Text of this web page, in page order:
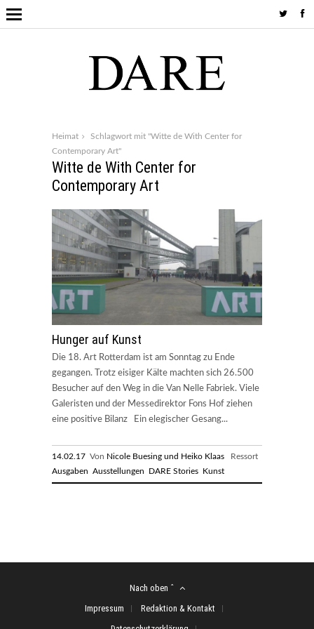
Heimat
Schlagwort mit "Witte de With Center for
Contemporary Art"
Witte de With Center for
Contemporary Art
Hunger auf Kunst
Die 18. Art Rotterdam ist am Sonntag zu Ende
gegangen. Trotz eisiger Kälte machten sich 26.500
Besucher auf den Weg in die Van Nelle Fabriek. Viele
Galeristen und der Messedirektor Fons Hof ziehen
eine positive Bilanz Ein elegischer Gesang...
14.02.17 Von Nicole Buesing und Heiko Klaas Ressort
Ausgaben Ausstellungen DARE Stories Kunst
Nach oben ˆ
Impressum
Redaktion & Kontakt